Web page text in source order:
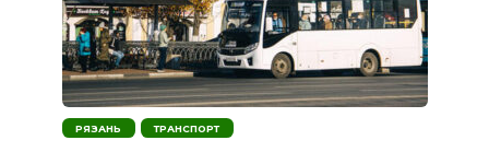
РЯЗАНЬ ТРАНСПОРТ